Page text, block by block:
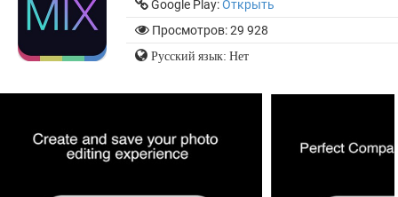
Google Play:Открыть
Просмотров: 29 928
Русский язык: Нет